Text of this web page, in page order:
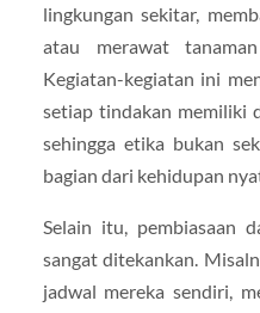
lingkungan sekitar,
atau merawat
Kegiatan-kegiatan ini
setiap tindakan memiliki
sehingga etika bukan
bagian dari kehidupan
Selain itu, pembiasaan
sangat ditekankan.
jadwal mereka sendiri,